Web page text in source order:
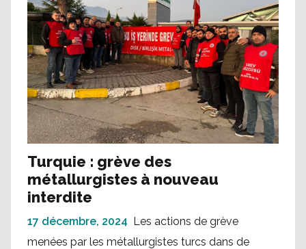
Turquie : grève des
métallurgistes à nouveau
interdite
17 décembre, 2024 Les actions de grève
menées par les métallurgistes turcs dans de